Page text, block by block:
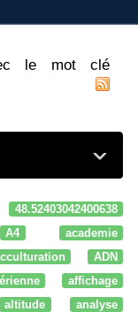
le mot clé
48.52403042400638
A4
academie
ADN
affichage
altitude
analyse